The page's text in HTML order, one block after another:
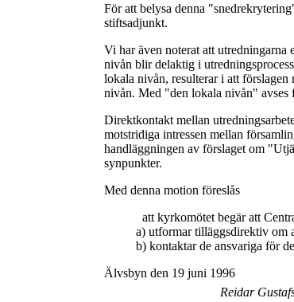
För att belysa denna
stiftsadjunkt.
Vi har även noterat att utredningarna
nivån blir delaktig i
lokala nivån, resulterar i att förslagen
nivån. Med "den lokala nivån"
Direktkontakt mellan
motstridiga intressen mellan
handläggningen av förslaget om
synpunkter.
Med denna motion föreslås
att kyrkomötet begär att
a) utformar tilläggsdirektiv om
b) kontaktar de ansvariga för
Älvsbyn den 19 juni 1996
Reidar